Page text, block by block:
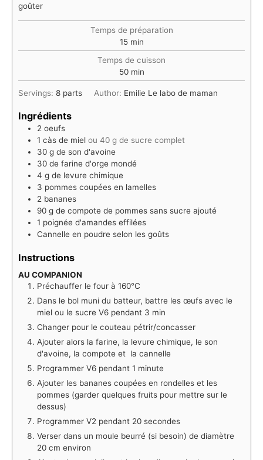
goûter
Temps de préparation
15minutes
min
Temps de cuisson
50minutes
min
Servings: 8 parts Author: Emilie Le labo de maman
Ingrédients
2 oeufs
1 càs de miel ou 40 g de sucre complet
30 g de son d'avoine
30 de farine d'orge mondé
4 g de levure chimique
3 pommes coupées en lamelles
2 bananes
90 g de compote de pommes sans sucre ajouté
1 poignée d'amandes effilées
Cannelle en poudre selon les goûts
Instructions
AU COMPANION
Préchauffer le four à 160°C
Dans le bol muni du batteur, battre les œufs avec le
miel ou le sucre V6 pendant 3 min
Changer pour le couteau pétrir/concasser
Ajouter alors la farine, la levure chimique, le son
d'avoine, la compote et la cannelle
Programmer V6 pendant 1 minute
Ajouter les bananes coupées en rondelles et les
pommes (garder quelques fruits pour mettre sur le
dessus)
Programmer V2 pendant 20 secondes
Verser dans un moule beurré (si besoin) de diamètre
20 cm environ